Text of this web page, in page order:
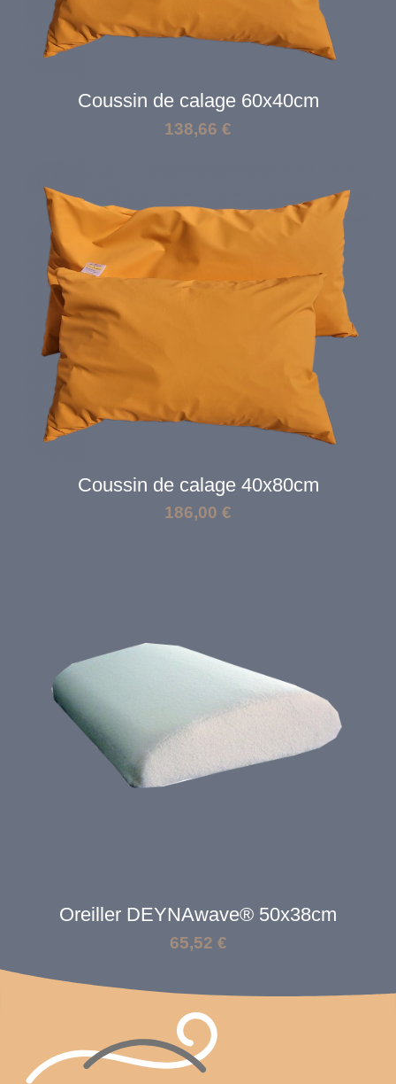
Coussin de calage 60x40cm
138,66 €
Coussin de calage 40x80cm
186,00 €
Oreiller DEYNAwave® 50x38cm
65,52 €